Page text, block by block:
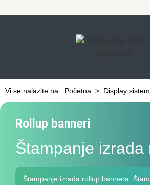
Vi se nalazite na: Početna > Display
Rollup banneri
Štampanje
Štampanje izrada rollup bannera.